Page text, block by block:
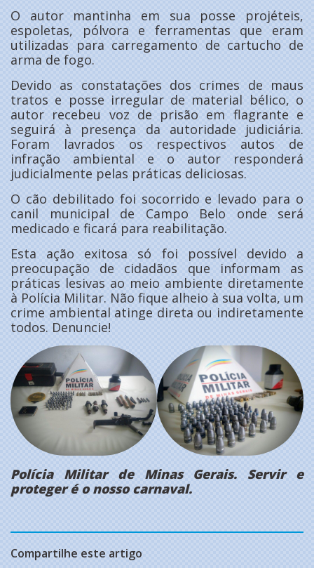
O autor mantinha em sua posse projéteis,
espoletas, pólvora e ferramentas que eram
utilizadas para carregamento de cartucho de
arma de fogo.
Devido as constatações dos crimes de maus
tratos e posse irregular de material bélico, o
autor recebeu voz de prisão em flagrante e
seguirá à presença da autoridade judiciária.
Foram lavrados os respectivos autos de
infração ambiental e o autor responderá
judicialmente pelas práticas deliciosas.
O cão debilitado foi socorrido e levado para o
canil municipal de Campo Belo onde será
medicado e ficará para reabilitação.
Esta ação exitosa só foi possível devido a
preocupação de cidadãos que informam as
práticas lesivas ao meio ambiente diretamente
à Polícia Militar. Não fique alheio à sua volta, um
crime ambiental atinge direta ou indiretamente
todos. Denuncie!
Polícia Militar de Minas Gerais. Servir e
proteger é o nosso carnaval.
Compartilhe este artigo